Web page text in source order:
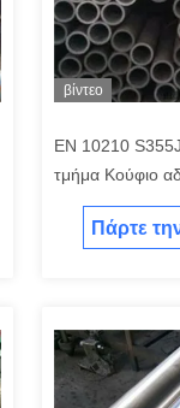
βίντεο
EN 10210
τμήμα Κούφιο
χάλυβα
Πάρτε